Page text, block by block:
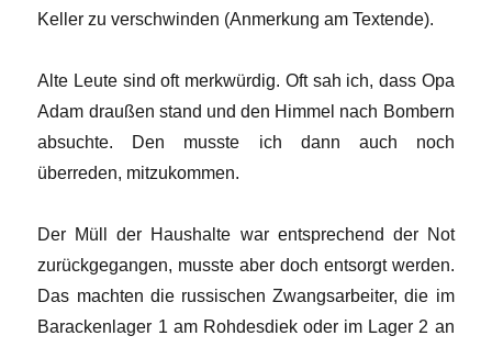
Keller zu verschwinden (Anmerkung am Textende).
Alte Leute sind oft merkwürdig. Oft sah ich, dass Opa
Adam draußen stand und den Himmel nach Bombern
absuchte. Den musste ich dann auch noch
überreden, mitzukommen.
Der Müll der Haushalte war entsprechend der Not
zurück­gegangen, musste aber doch entsorgt werden.
Das machten die russischen Zwangsarbeiter, die im
Barackenlager 1 am Rohdesdiek oder im Lager 2 an